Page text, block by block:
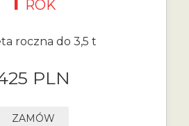
ROK
roczna do 3,5 t
PLN
ZAMÓW